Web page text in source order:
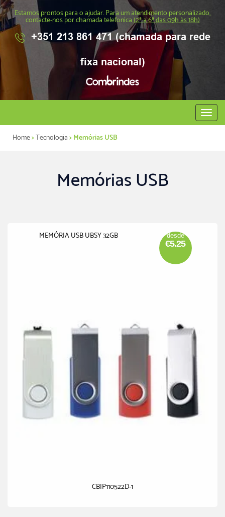
Estamos prontos para o ajudar. Para um atendimento personalizado,
contacte-nos por chamada telefonica(2ª a 6ª das 09h às 18h)
+351 213 861 471 (chamada para rede
fixa nacional)
Abrir
menu
Home>Tecnologia> Memórias USB
Memórias USB
MEMÓRIA USB UBSY 32GB desde
€5.25
CBIP110522D-1